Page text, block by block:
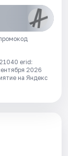
erid:
2026
на Яндекс